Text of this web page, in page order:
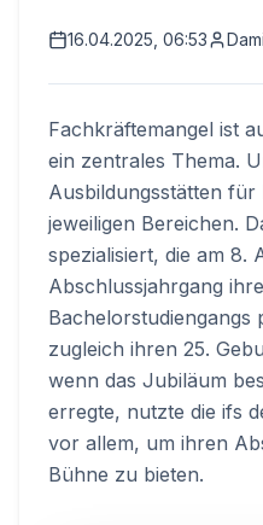
16.04.2025, 06:53
Fachkräftemangel ist
ein zentrales Thema.
Ausbildungsstätten
jeweiligen Bereichen.
spezialisiert, die am 8.
Abschlussjahrgang
Bachelorstudiengangs
zugleich ihren 25.
wenn das Jubiläum
erregte, nutzte die ifs
vor allem, um ihren
Bühne zu bieten.